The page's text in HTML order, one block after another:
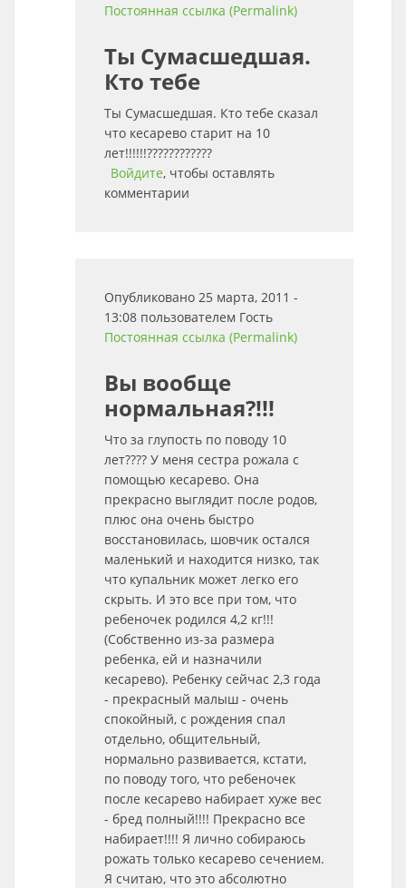
Постоянная ссылка (Permalink)
Ты Сумасшедшая.
Кто тебе
Ты Сумасшедшая. Кто тебе сказал
что кесарево старит на 10
лет!!!!!!????????????
Войдите, чтобы оставлять
комментарии
Опубликовано 25 марта, 2011 -
13:08 пользователем Гость
Постоянная ссылка (Permalink)
Вы вообще
нормальная?!!!
Что за глупость по поводу 10
лет???? У меня сестра рожала с
помощью кесарево. Она
прекрасно выглядит после родов,
плюс она очень быстро
восстановилась, шовчик остался
маленький и находится низко, так
что купальник может легко его
скрыть. И это все при том, что
ребеночек родился 4,2 кг!!!
(Собственно из-за размера
ребенка, ей и назначили
кесарево). Ребенку сейчас 2,3 года
- прекрасный малыш - очень
спокойный, с рождения спал
отдельно, общительный,
нормально развивается, кстати,
по поводу того, что ребеночек
после кесарево набирает хуже вес
- бред полный!!!! Прекрасно все
набирает!!!! Я лично собираюсь
рожать только кесарево сечением.
Я считаю, что это абсолютно